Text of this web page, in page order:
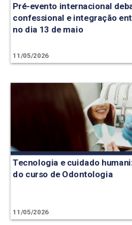
Pré-evento internacional
confessional e integração
no dia 13 de maio
11/05/2026
Tecnologia e cuidado
do curso de Odontologia
11/05/2026